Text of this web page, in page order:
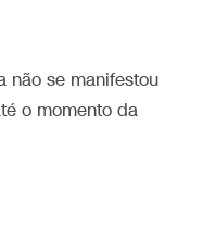
não se manifestou
o momento da